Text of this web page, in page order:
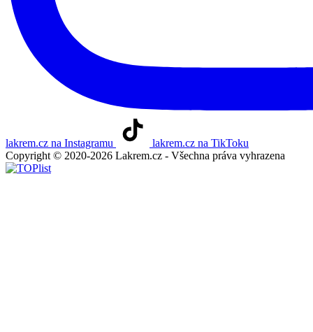
lakrem.cz na Instagramu
lakrem.cz na TikToku
Copyright © 2020-2026 Lakrem.cz - Všechna práva vyhrazena